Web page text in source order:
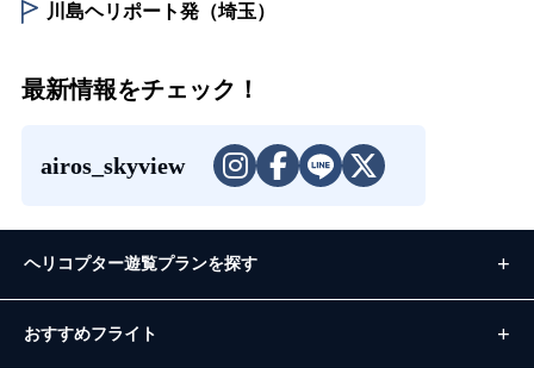
川島ヘリポート発（埼玉）
最新情報をチェック！
airos_skyview
ヘリコプター遊覧プランを探す
おすすめフライト